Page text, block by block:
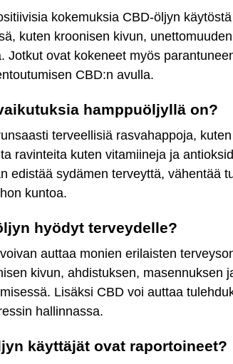
kokemuksia CBD-öljyn
kuten kroonisen kivun,
Jotkut ovat kokeneet myös
CBD:n avulla.
hamppuöljyllä on?
terveellisiä rasvahappoja,
ravinteita kuten vitamiineja ja
edistää sydämen terveyttä, vähentää
kuntoa.
hyödyt terveydelle?
auttaa monien erilaisten
kivun, ahdistuksen, masennuksen
Lisäksi CBD voi auttaa
hallinnassa.
käyttäjät ovat raportoineet?